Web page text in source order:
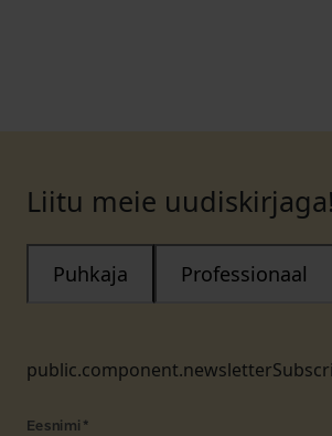
Liitu meie uudiskirjaga!
Puhkaja Professionaal
Eesnimi *